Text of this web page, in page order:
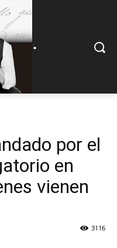
.
por el
en
vienen
3116